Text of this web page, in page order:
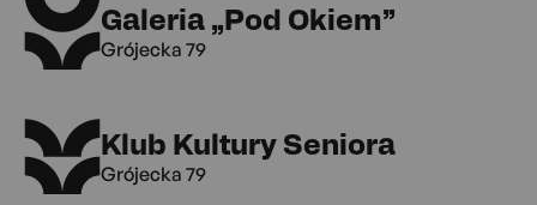
Galeria „Pod Okiem”
Grójecka 79
Klub Kultury Seniora
Grójecka 79